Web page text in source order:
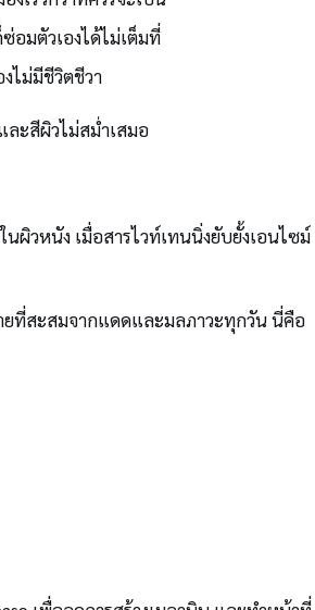
มตัวเองได้ไม่เต็มที่
ไม่มีชีวิตชีวา
ละสีผิวไม่สม่ำเสมอ
ผิวหนัง เมื่อสารไวท์เทนนิ่งยับยั้งเอนไซม์
ยที่สะสมจากแดดและมลภาวะทุกวัน นี่คือ